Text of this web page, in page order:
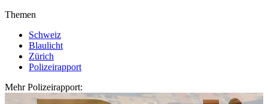
Themen
Schweiz
Blaulicht
Zürich
Polizeirapport
Mehr Polizeirapport: